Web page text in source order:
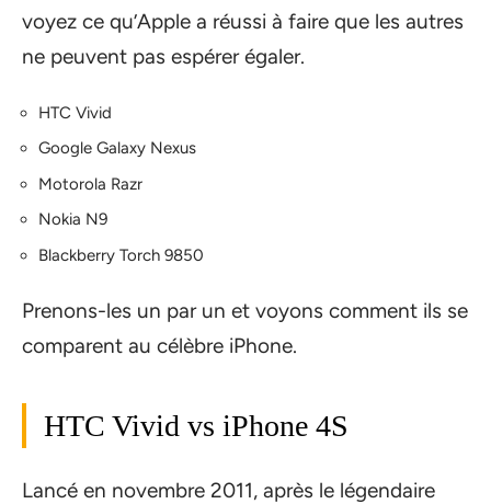
voyez ce qu’Apple a réussi à faire que les autres
ne peuvent pas espérer égaler.
HTC Vivid
Google Galaxy Nexus
Motorola Razr
Nokia N9
Blackberry Torch 9850
Prenons-les un par un et voyons comment ils se
comparent au célèbre iPhone.
HTC Vivid vs iPhone 4S
Lancé en novembre 2011, après le légendaire